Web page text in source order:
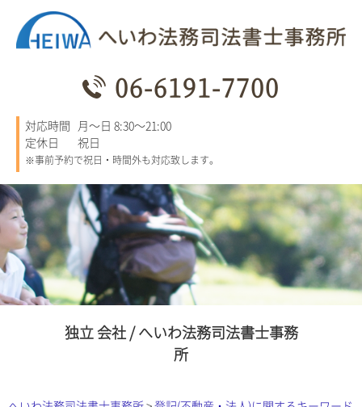
06-6191-7700
対応時間 月～日 8:30～21:00
定休日
祝日
※事前予約で祝日・時間外も対応致します。
独立 会社 / へいわ法務司法書士事務
所